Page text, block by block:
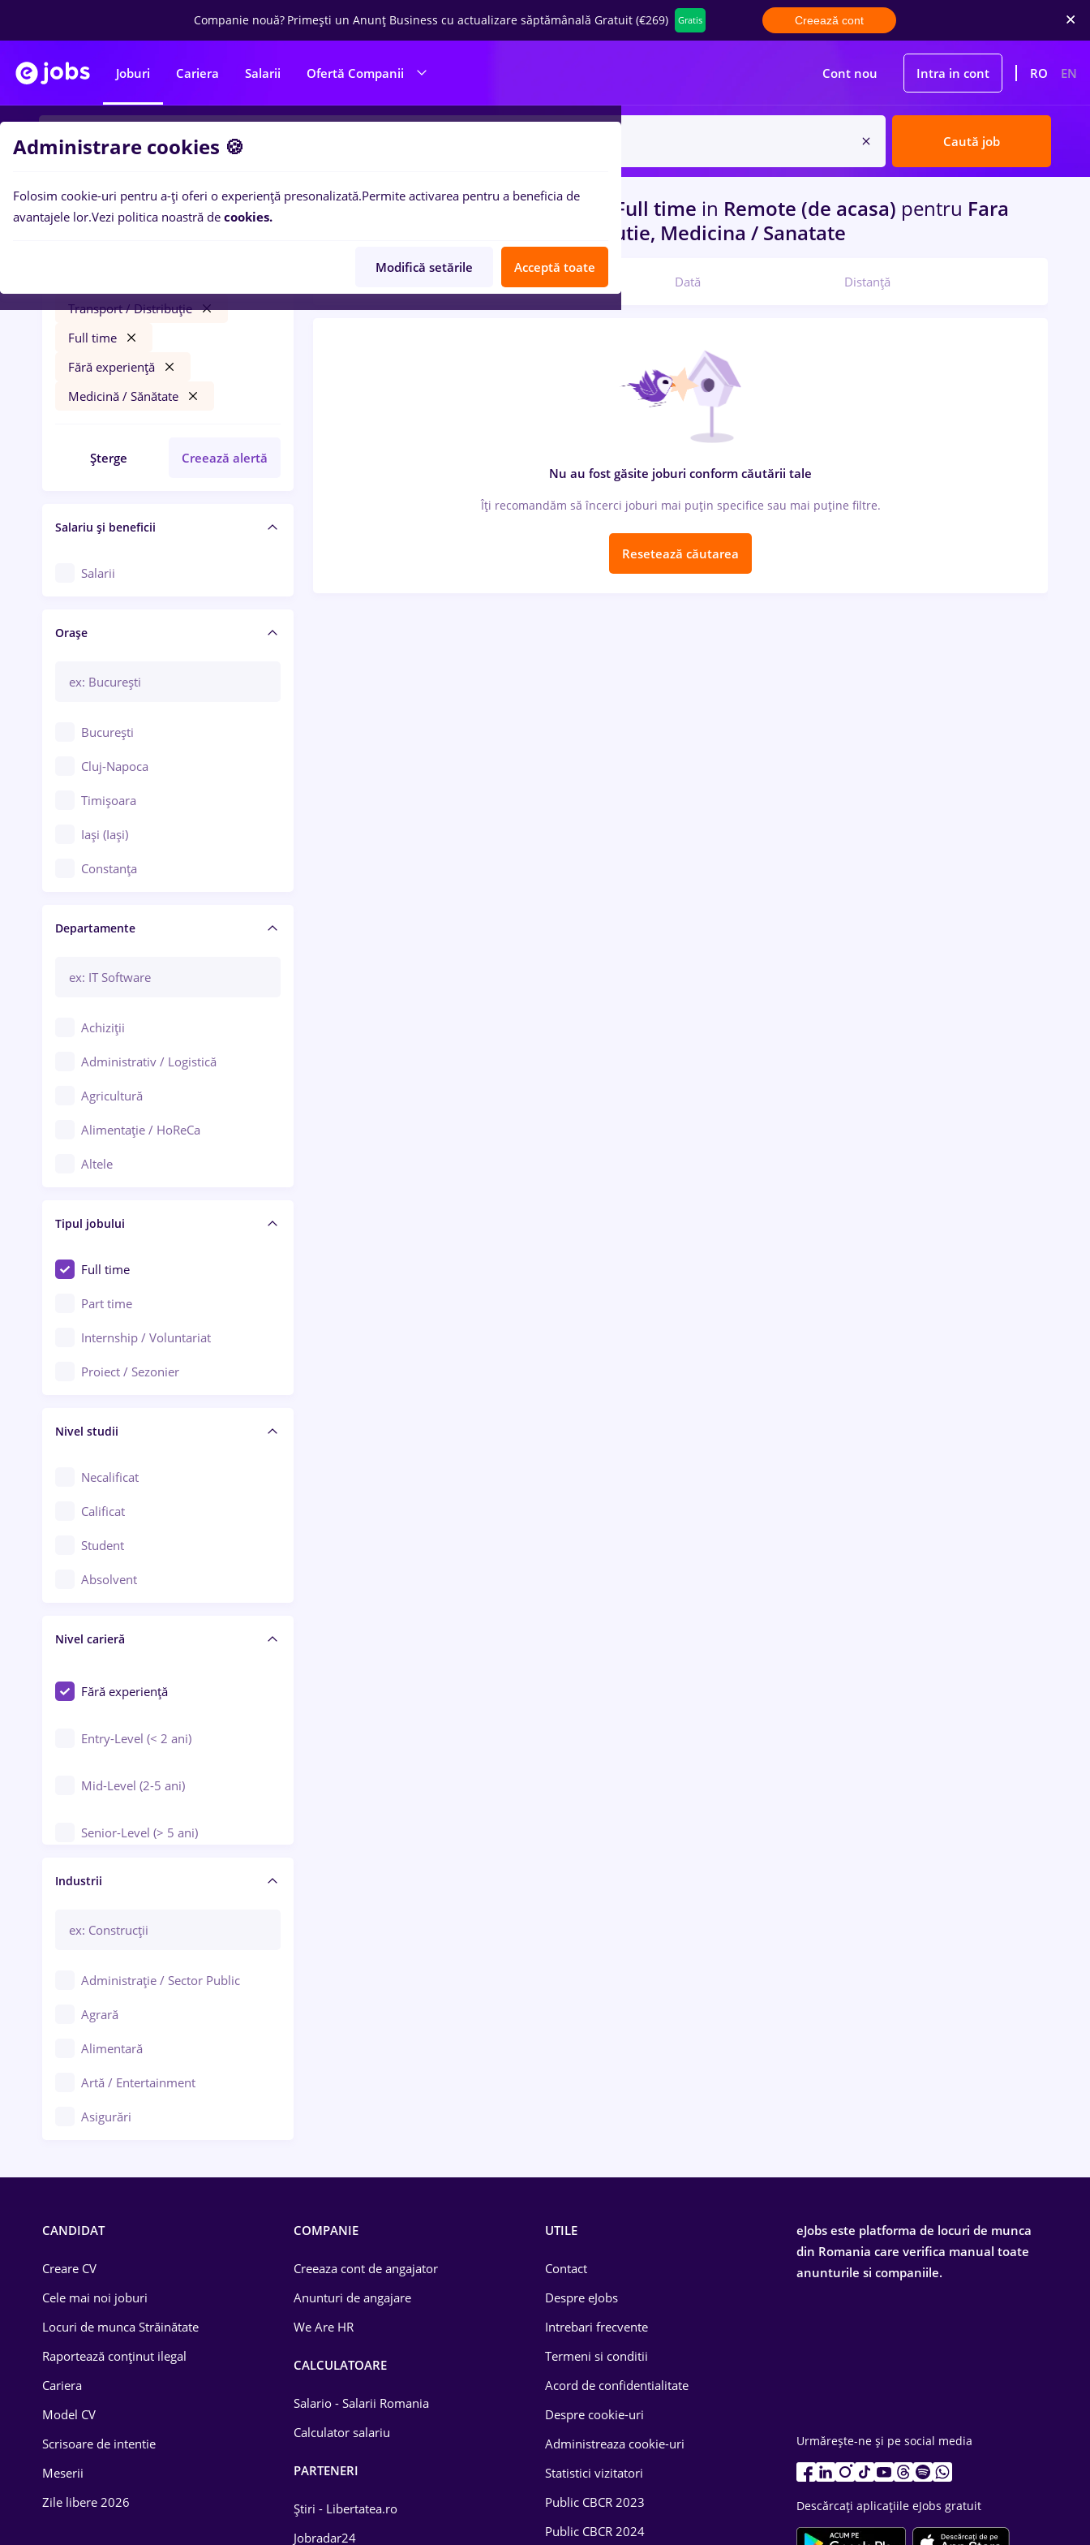
Companie nouă? Primești un Anunț Business cu actualizare săptămânală Gratuit (€269) Gratis Creează cont
Joburi Cariera Salarii Ofertă Companii Cont nou Intra in cont RO EN
Caută job
Filtre
Transport / Distribuție
Full time
Fără experiență
Medicină / Sănătate
Șterge Creează alertă
Salariu și beneficii
Salarii
Orașe
București
Cluj-Napoca
Timișoara
Iași (Iași)
Constanța
Brașov
Bacău
Galați (Galați)
Ploiești
Arad
Baia Mare
Bârlad
Bistrița (Bistrița-Năsăud)
Departamente
Achiziții
Administrativ / Logistică
Agricultură
Alimentație / HoReCa
Altele
Asigurări
Au pair / Babysitter / Curățenie
Audit / Consultanță
Auto / Echipamente
Automatizări
Cercetare - dezvoltare
Chimie / Biochimie
Confecții / Design vestimentar
Construcții / Instalații
Controlul calității
Educație / Training / Arte
Tipul jobului
Full time
Part time
Internship / Voluntariat
Proiect / Sezonier
Nivel studii
Necalificat
Calificat
Student
Absolvent
Nivel carieră
Fără experiență
Entry-Level (< 2 ani)
Mid-Level (2-5 ani)
Senior-Level (> 5 ani)
Manager / Executiv
Industrii
Administrație / Sector Public
Agrară
Alimentară
Artă / Entertainment
Asigurări
Drept
Educație / Training
Energetică
Farma
0locuri de muncaprime kapital, Full time in Remote (de acasa) pentru Fara
Transport / Distributie, Medicina / Sanatate
Relevanță Dată Distanță
Nu au fost găsite joburi conform căutării tale
Îți recomandăm să încerci joburi mai puțin specifice sau mai puține filtre.
Resetează căutarea
CANDIDAT
Creare CV
Cele mai noi joburi
Locuri de munca Străinătate
Raportează conținut ilegal
Cariera
Model CV
Scrisoare de intentie
Meserii
Zile libere 2026
COMPANIE
Creeaza cont de angajator
Anunturi de angajare
We Are HR
CALCULATOARE
Salario - Salarii Romania
Calculator salariu
PARTENERI
Știri - Libertatea.ro
Jobradar24
UTILE
Contact
Despre eJobs
Intrebari frecvente
Termeni si conditii
Acord de confidentialitate
Despre cookie-uri
Administreaza cookie-uri
Statistici vizitatori
Public CBCR 2023
Public CBCR 2024
eJobs este platforma de locuri de munca
din Romania care verifica manual toate
anunturile si companiile.
Urmărește-ne și pe social media
Descărcați aplicațiile eJobs gratuit
Administrare cookies 🍪
Folosim cookie-uri pentru a-ți oferi o experiență presonalizată.Permite activarea pentru a beneficia de
avantajele lor.Vezi politica noastră de cookies.
Modifică setările Acceptă toate